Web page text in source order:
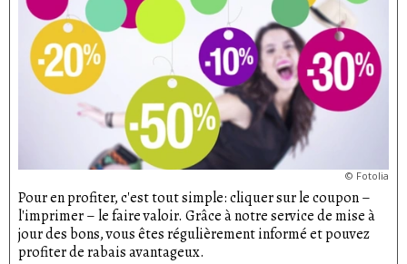
© Fotolia
Pour en profiter, c'est tout simple: cliquer sur le coupon –
l'imprimer – le faire valoir. Grâce à notre service de mise à
jour des bons, vous êtes régulièrement informé et pouvez
profiter de rabais avantageux.